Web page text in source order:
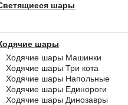
шары
шары
Ходячие шары Машинки
Ходячие шары Три кота
Ходячие шары Напольные
Ходячие шары Единороги
Ходячие шары Динозавры